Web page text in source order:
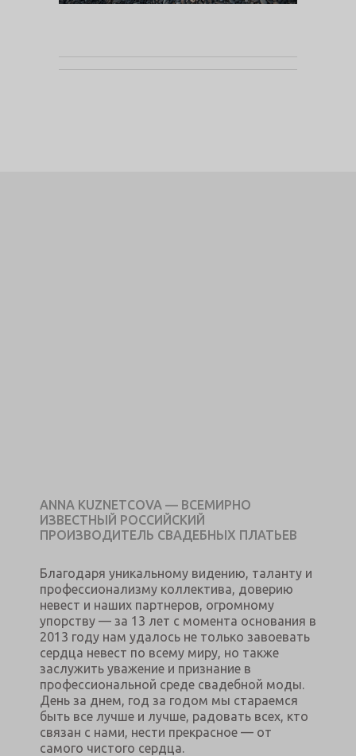
ANNA KUZNETCOVA — ВСЕМИРНО
ИЗВЕСТНЫЙ РОССИЙСКИЙ
ПРОИЗВОДИТЕЛЬ СВАДЕБНЫХ ПЛАТЬЕВ
Благодаря уникальному видению, таланту и
профессионализму коллектива, доверию
невест и наших партнеров, огромному
упорству — за 13 лет с момента основания в
2013 году нам удалось не только завоевать
сердца невест по всему миру, но также
заслужить уважение и признание в
профессиональной среде свадебной моды.
День за днем, год за годом мы стараемся
быть все лучше и лучше, радовать всех, кто
связан с нами, нести прекрасное — от
самого чистого сердца.